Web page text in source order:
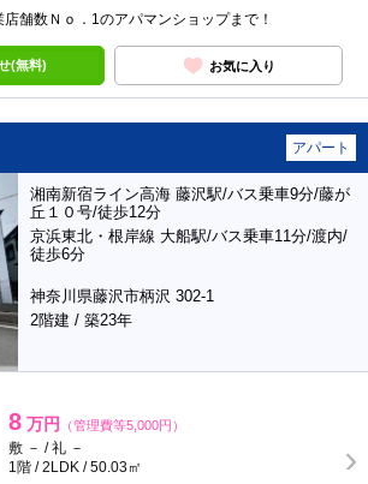
舗数Ｎｏ．1のアパマンショップまで！
(無料) お気に入り
アパート
湘南新宿ライン高海 藤沢駅/バス乗車9分/藤が
丘１０号/徒歩12分
京浜東北・根岸線 大船駅/バス乗車11分/渡内/
徒歩6分
神奈川県藤沢市柄沢 302-1
2階建 / 築23年
8 万円 （管理費等5,000円）
敷 － / 礼 －
1階 / 2LDK / 50.03㎡